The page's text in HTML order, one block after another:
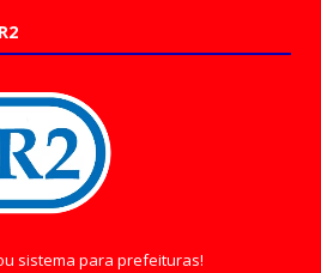
sistema para prefeituras!